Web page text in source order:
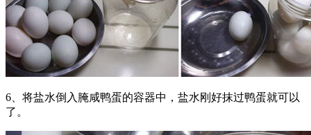
6、将盐水倒入腌咸鸭蛋的容器中，盐水刚好抹过鸭蛋就可以
了。